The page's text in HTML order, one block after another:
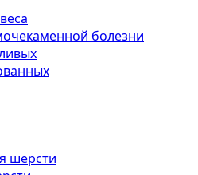
болезни
шерсти